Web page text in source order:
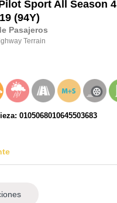
Sport All Season 4
(94Y)
Pasajeros
Terrain
0105068010645503683